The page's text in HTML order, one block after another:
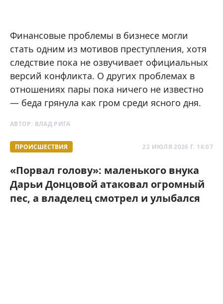
Финансовые проблемы в бизнесе могли
стать одним из мотивов преступления, хотя
следствие пока не озвучивает официальных
версий конфликта. О других проблемах в
отношениях пары пока ничего не известно
— беда грянула как гром среди ясного дня.
АВТОР: ВЛАД РИГА
ПРОИСШЕСТВИЯ 22 ИЮЛЯ 2026 Г. 16:07
«Порвал голову»: маленького внука
Дарьи Донцовой атаковал огромный
пес, а владелец смотрел и улыбался